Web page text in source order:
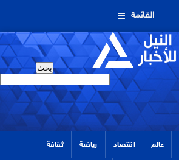
القائمة
عالم اقتصاد رياضة ثقافة